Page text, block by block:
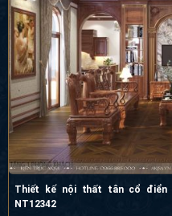
Thiết kế nội thất tân cổ điển
NT12342